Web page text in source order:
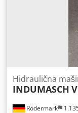
Rödermark
Hidraulična
INDUMASCH